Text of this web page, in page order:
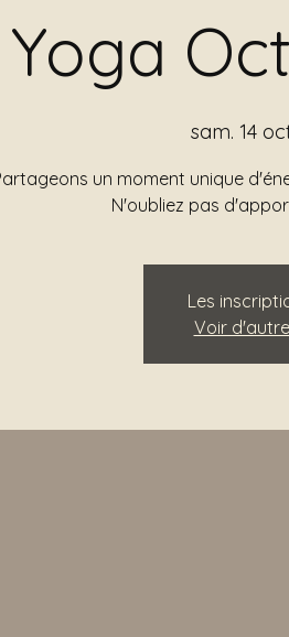
Yoga
sam. 14
un moment unique
N'oubliez pas
Les
Voir